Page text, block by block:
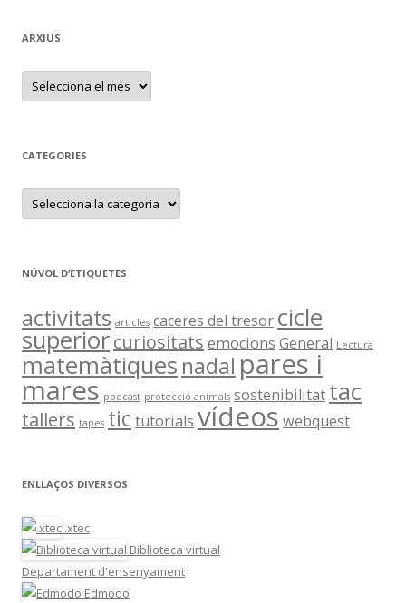
ARXIUS
A
X
CATEGORIES
C
T
R
I
NÚVOL D’ETIQUETES
activitats articles caceres del tresor cicle
superiorcuriositats emocions General Lectura
matemàtiques nadal pares i
mares podcast protecció animals sostenibilitat tac
tallers tapes tic tutorials vídeos webquest
ENLLAÇOS DIVERSOS
.xtec
Biblioteca virtual
Departament d'ensenyament
Edmodo